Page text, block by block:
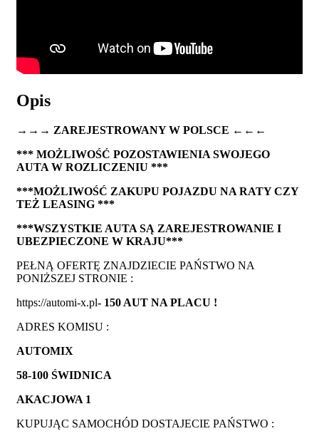
Opis
→→→ ZAREJESTROWANY W POLSCE ←←←
*** MOŻLIWOŚĆ POZOSTAWIENIA SWOJEGO
AUTA W ROZLICZENIU ***
***MOŻLIWOŚĆ ZAKUPU POJAZDU NA RATY CZY
TEŻ LEASING ***
***WSZYSTKIE AUTA SĄ ZAREJESTROWANIE I
UBEZPIECZONE W KRAJU***
PEŁNĄ OFERTĘ ZNAJDZIECIE PAŃSTWO NA
PONIŻSZEJ STRONIE :
https://automi-x.pl- 150 AUT NA PLACU !
ADRES KOMISU :
AUTOMIX
58-100 ŚWIDNICA
AKACJOWA 1
KUPUJĄC SAMOCHÓD DOSTAJECIE PAŃSTWO :